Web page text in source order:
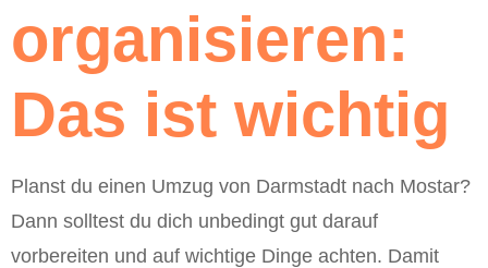
organisieren:
Das ist wichtig
Planst du einen Umzug von Darmstadt nach Mostar?
Dann solltest du dich unbedingt gut darauf
vorbereiten und auf wichtige Dinge achten. Damit